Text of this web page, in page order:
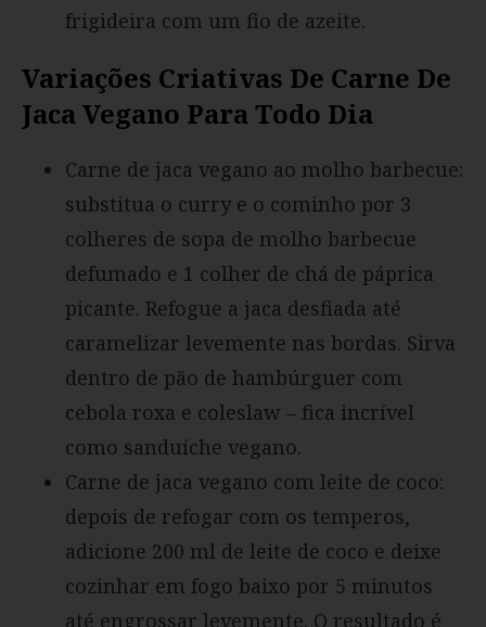
frigideira com um fio de azeite.
Variações Criativas De Carne De
Jaca Vegano Para Todo Dia
Carne de jaca vegano ao molho barbecue:
substitua o curry e o cominho por 3
colheres de sopa de molho barbecue
defumado e 1 colher de chá de páprica
picante. Refogue a jaca desfiada até
caramelizar levemente nas bordas. Sirva
dentro de pão de hambúrguer com
cebola roxa e coleslaw – fica incrível
como sanduíche vegano.
Carne de jaca vegano com leite de coco:
depois de refogar com os temperos,
adicione 200 ml de leite de coco e deixe
cozinhar em fogo baixo por 5 minutos
até engrossar levemente. O resultado é